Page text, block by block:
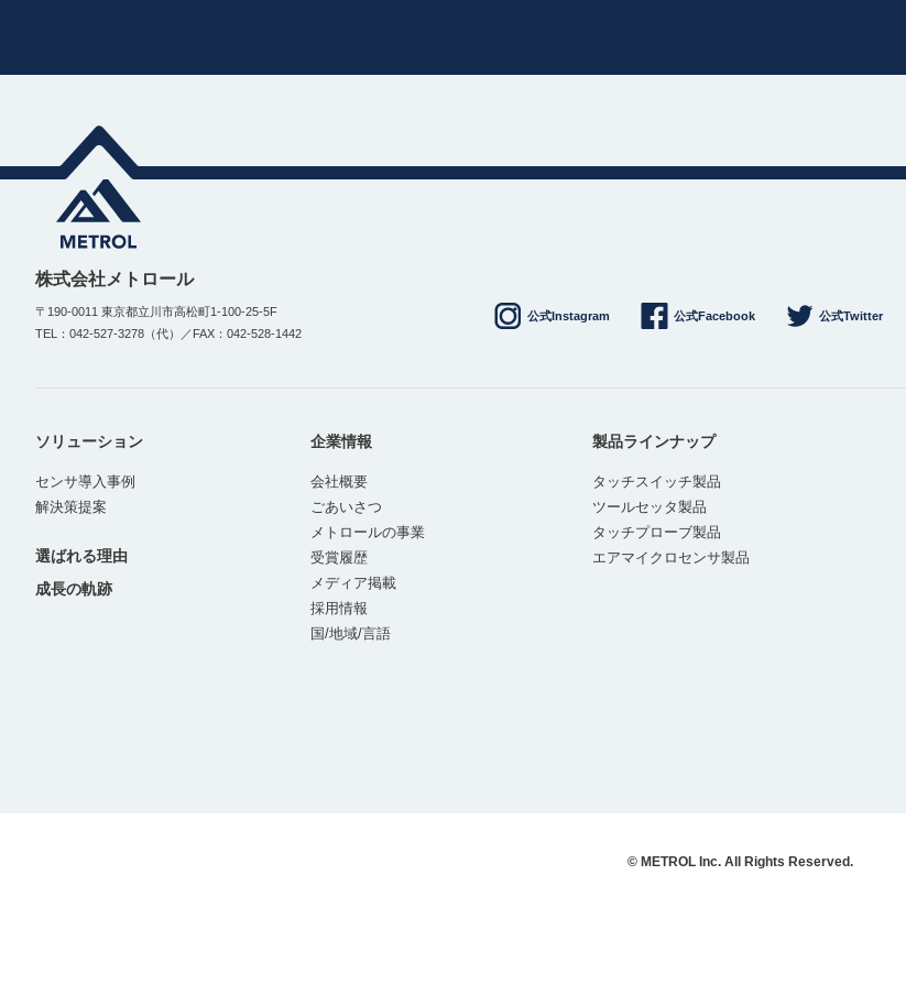
株式会社メトロール
〒190-0011 東京都立川市高松町1-100-25-5F
TEL：042-527-3278（代）／FAX：042-528-1442
公式Instagram 公式Facebook 公式Twitter
ソリューション
センサ導入事例
解決策提案
選ばれる理由
成長の軌跡
企業情報
会社概要
ごあいさつ
メトロールの事業
受賞履歴
メディア掲載
採用情報
国/地域/言語
製品ラインナップ
タッチスイッチ製品
ツールセッタ製品
タッチプローブ製品
エアマイクロセンサ製品
© METROL Inc. All Rights Reserved.